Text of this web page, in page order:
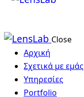
Close
Αρχική
Σχετικά με εμάς
Υπηρεσίες
Portfolio